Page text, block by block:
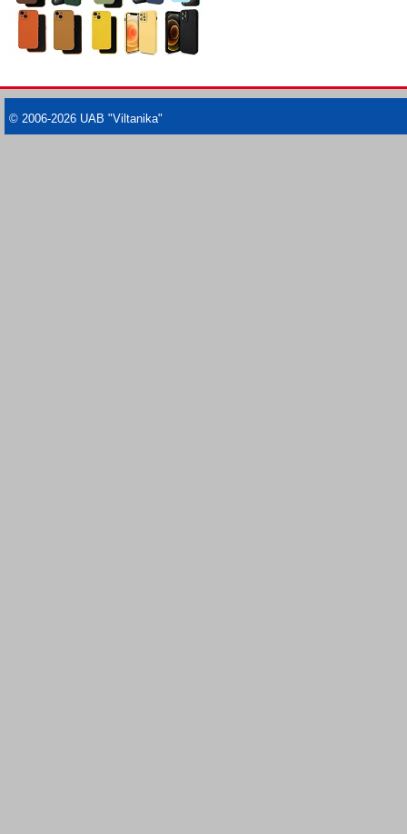
© 2006-2026 UAB "Viltanika"